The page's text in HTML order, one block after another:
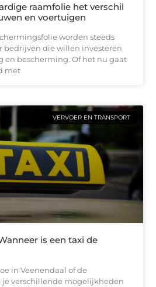
raamfolie het verschil
en voertuigen
worden steeds
bedrijven die willen investeren
en bescherming. Of het nu gaat
met
VERVOER EN TRANSPORT
is een taxi de
in Veenendaal of de
verschillende mogelijkheden